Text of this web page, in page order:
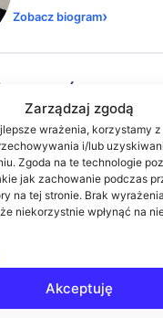
Zarządzaj zgodą
wrażenia, korzystamy
i/lub
Zgoda na te technologie
jak zachowanie podczas
na tej stronie. Brak
niekorzystnie wpłynąć na
Akceptuję
Zobacz biogram
Marcin Śpiewak
UX Expert w
Instytut Technologiczny
Zobacz biogram
Zobacz biogram